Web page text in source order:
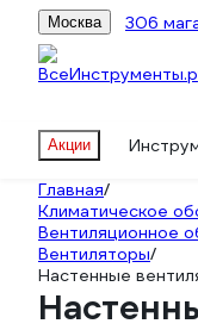
Москва 306
Акции
Главная/
Климатическое
Вентиляционное
Вентиляторы/
Настенные